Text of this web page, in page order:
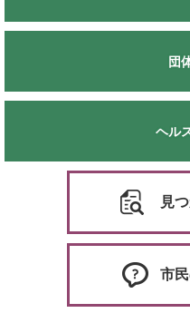
団
ヘル
見
市